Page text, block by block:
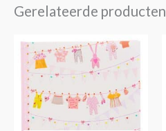
Gerelateerde producten